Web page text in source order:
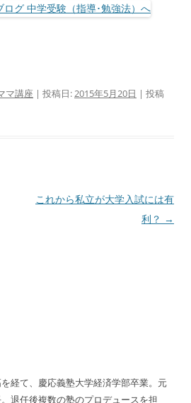
マ講座 | 投稿日:2015年5月20日 | 投稿
これから私立が大学入試には有
利？ →
経て、慶応義塾大学経済学部卒業。元
退任後複数の塾のプロデュースを担